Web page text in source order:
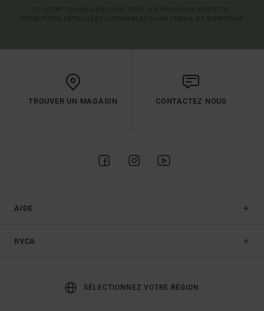
TROUVER UN MAGASIN CONTACTEZ NOUS
AIDE
RVCA
SÉLECTIONNEZ VOTRE RÉGION